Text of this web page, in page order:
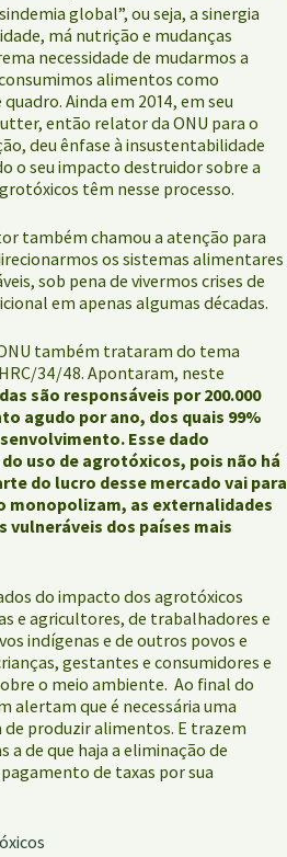
global”, ou seja, a sinergia
má nutrição e mudanças
necessidade de mudarmos a
alimentos como
Ainda em 2014, em seu
então relator da ONU para o
deu ênfase à insustentabilidade
o seu impacto destruidor sobre a
têm nesse processo.
também chamou a atenção para
os sistemas alimentares
sob pena de vivermos crises de
em apenas algumas décadas.
também trataram do tema
34/48. Apontaram, neste
são responsáveis por 200.000
agudo por ano, dos quais 99%
Esse dado
uso de agrotóxicos, pois não há
do lucro desse mercado vai para
monopolizam, as externalidades
vulneráveis dos países mais
do impacto dos agrotóxicos
e agricultores, de trabalhadores e
indígenas e de outros povos e
gestantes e consumidores e
o meio ambiente. Ao final do
alertam que é necessária uma
produzir alimentos. E trazem
de que haja a eliminação de
de taxas por sua